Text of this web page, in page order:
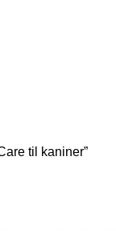
til kaniner”